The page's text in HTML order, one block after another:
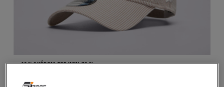
-10 % S KÓDOM: TOP (MIN. 70 €)